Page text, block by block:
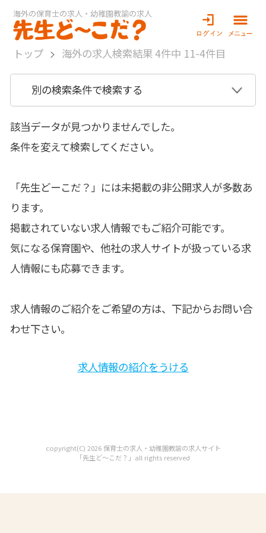
海外の保育士の求人・幼稚園教諭の求人
トップ 海外の求人検索結果 4件中 11-4件目
別の検索条件で検索する
該当データが見つかりませんでした。
条件を変えて検索してください。
「先生どーこだ？」には未掲載の非公開求人が多数あ
ります。
掲載されていない求人情報でもご紹介可能です。
気になる保育園や、他社の求人サイトが扱っている求
人情報にも応募できます。
求人情報のご紹介をご希望の方は、下記からお問い合
わせ下さい。
求人情報の紹介をうける
copyright(C) 2026 保育士の求人・幼稚園教諭の求人サイト
「先生ど～こだ？」all rights reserved